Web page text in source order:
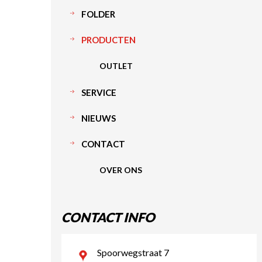
FOLDER
PRODUCTEN
OUTLET
SERVICE
NIEUWS
CONTACT
OVER ONS
CONTACT INFO
Spoorwegstraat 7